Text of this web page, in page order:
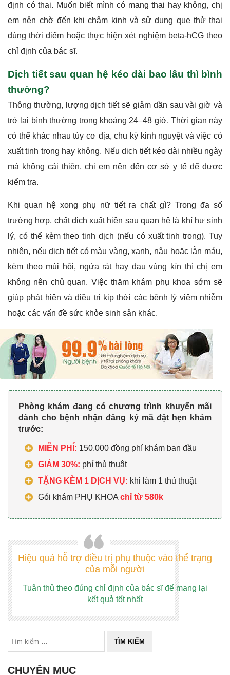
định có thai. Muốn biết mình có mang thai hay không, chị
em nên chờ đến khi chậm kinh và sử dụng que thử thai
đúng thời điểm hoặc thực hiện xét nghiệm beta-hCG theo
chỉ định của bác sĩ.
Dịch tiết sau quan hệ kéo dài bao lâu thì bình
thường?
Thông thường, lượng dịch tiết sẽ giảm dần sau vài giờ và
trở lại bình thường trong khoảng 24–48 giờ. Thời gian này
có thể khác nhau tùy cơ địa, chu kỳ kinh nguyệt và việc có
xuất tinh trong hay không. Nếu dịch tiết kéo dài nhiều ngày
mà không cải thiện, chị em nên đến cơ sở y tế để được
kiểm tra.
Khi quan hệ xong phụ nữ tiết ra chất gì? Trong đa số
trường hợp, chất dịch xuất hiện sau quan hệ là khí hư sinh
lý, có thể kèm theo tinh dịch (nếu có xuất tinh trong). Tuy
nhiên, nếu dịch tiết có màu vàng, xanh, nâu hoặc lẫn máu,
kèm theo mùi hôi, ngứa rát hay đau vùng kín thì chị em
không nên chủ quan. Việc thăm khám phụ khoa sớm sẽ
giúp phát hiện và điều trị kịp thời các bệnh lý viêm nhiễm
hoặc các vấn đề sức khỏe sinh sản khác.
Phòng khám đang có chương trình khuyến mãi
dành cho bệnh nhận đăng ký mã đặt hẹn khám
trước:
MIỄN PHÍ: 150.000 đồng phí khám ban đầu
GIẢM 30%: phí thủ thuật
TẶNG KÈM 1 DỊCH VỤ: khi làm 1 thủ thuật
Gói khám PHỤ KHOA chỉ từ 580k
Hiệu quả hỗ trợ điều trị phụ thuộc vào thể trạng
của mỗi người
Tuân thủ theo đúng chỉ định của bác sĩ để mang lại
kết quả tốt nhất
CHUYÊN MỤC